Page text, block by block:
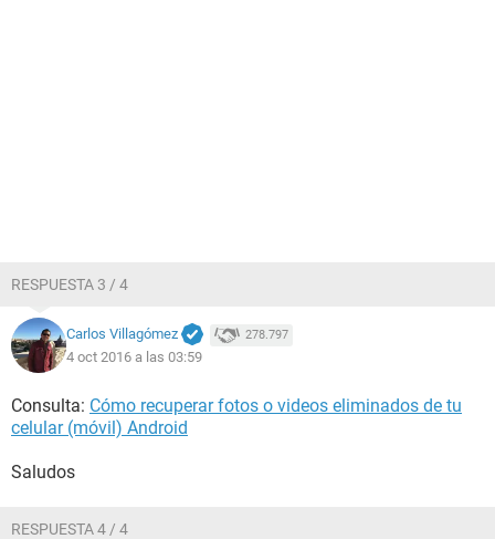
RESPUESTA 3 / 4
Carlos Villagómez 278.797
4 oct 2016 a las 03:59
Consulta: Cómo recuperar fotos o videos eliminados de tu
celular (móvil) Android
Saludos
RESPUESTA 4 / 4